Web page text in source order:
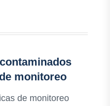
monitoreo
de monitoreo